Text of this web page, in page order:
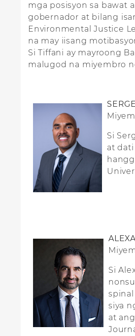
mga posisyon sa bawat
gobernador at bilang
Environmental Justice
na may iisang
Si Tiffani ay mayroong
malugod na miyembro
Si
at
Si
siya
at